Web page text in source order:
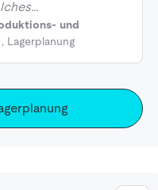
und
, Lagerplanung